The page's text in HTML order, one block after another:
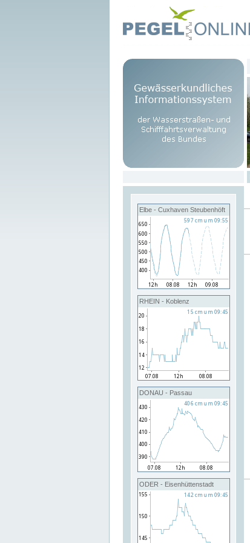
Elbe - Cuxhaven Steubenhöft
RHEIN - Koblenz
DONAU - Passau
ODER - Eisenhüttenstadt